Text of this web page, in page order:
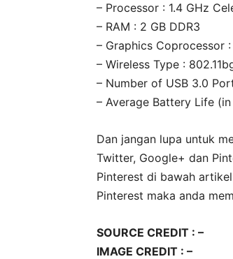
– Processor : 1.4 GHz
– RAM : 2 GB DDR3
– Graphics Coprocessor
– Wireless Type :
– Number of USB 3.0
– Average Battery Life
Dan jangan lupa untuk
Twitter, Google+ dan
Pinterest di bawah
Pinterest maka anda
SOURCE CREDIT : –
IMAGE CREDIT : –